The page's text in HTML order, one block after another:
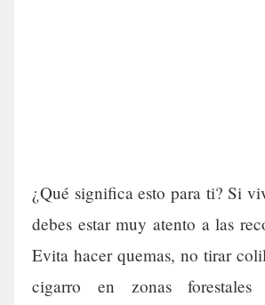
¿Qué significa esto para ti? Si
debes estar muy atento a las
Evita hacer quemas, no tirar
cigarro en zonas